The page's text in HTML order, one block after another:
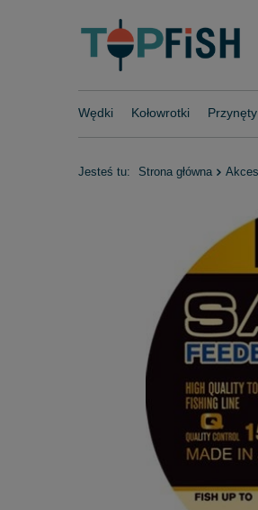
Wędki Kołowrotki
Jesteś tu: Strona główna